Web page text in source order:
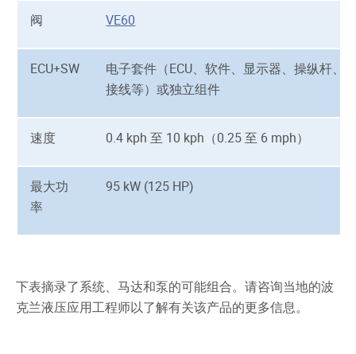
阀 VE60
ECU+SW
电子套件（ECU、软件、显示器、操纵杆、
接线等）或独立组件
速度 0.4 kph 至 10 kph（0.25 至 6 mph）
最大功
率
95 kW (125 HP)
下表摘录了系统、马达和泵的可能组合。请咨询当地的波
克兰液压应用工程师以了解有关该产品的更多信息。